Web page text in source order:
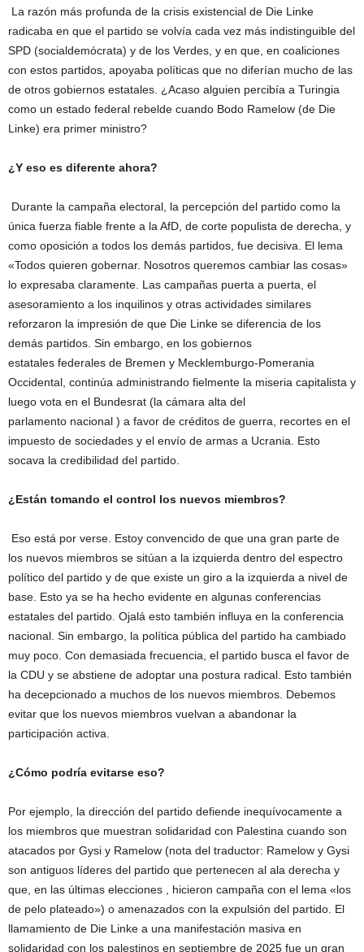
La razón más profunda de la crisis existencial de Die Linke
radicaba en que el partido se volvía cada vez más indistinguible del
SPD (socialdemócrata) y de los Verdes, y en que, en coaliciones
con estos partidos, apoyaba políticas que no diferían mucho de las
de otros gobiernos estatales. ¿Acaso alguien percibía a Turingia
como un estado federal rebelde cuando Bodo Ramelow (de Die
Linke) era primer ministro?
¿Y eso es diferente ahora?
Durante la campaña electoral, la percepción del partido como la
única fuerza fiable frente a la AfD, de corte populista de derecha, y
como oposición a todos los demás partidos, fue decisiva. El lema
«Todos quieren gobernar. Nosotros queremos cambiar las cosas»
lo expresaba claramente. Las campañas puerta a puerta, el
asesoramiento a los inquilinos y otras actividades similares
reforzaron la impresión de que Die Linke se diferencia de los
demás partidos. Sin embargo, en los gobiernos
estatales federales de Bremen y Mecklemburgo-Pomerania
Occidental, continúa administrando fielmente la miseria capitalista y
luego vota en el Bundesrat (la cámara alta del
parlamento nacional ) a favor de créditos de guerra, recortes en el
impuesto de sociedades y el envío de armas a Ucrania. Esto
socava la credibilidad del partido.
¿Están tomando el control los nuevos miembros?
Eso está por verse. Estoy convencido de que una gran parte de
los nuevos miembros se sitúan a la izquierda dentro del espectro
político del partido y de que existe un giro a la izquierda a nivel de
base. Esto ya se ha hecho evidente en algunas conferencias
estatales del partido. Ojalá esto también influya en la conferencia
nacional. Sin embargo, la política pública del partido ha cambiado
muy poco. Con demasiada frecuencia, el partido busca el favor de
la CDU y se abstiene de adoptar una postura radical. Esto también
ha decepcionado a muchos de los nuevos miembros. Debemos
evitar que los nuevos miembros vuelvan a abandonar la
participación activa.
¿Cómo podría evitarse eso?
Por ejemplo, la dirección del partido defiende inequívocamente a
los miembros que muestran solidaridad con Palestina cuando son
atacados por Gysi y Ramelow (nota del traductor: Ramelow y Gysi
son antiguos líderes del partido que pertenecen al ala derecha y
que, en las últimas elecciones
, hicieron campaña con el lema «los
de pelo plateado») o amenazados con la expulsión del partido. El
llamamiento de Die Linke a una manifestación masiva en
solidaridad con los palestinos en septiembre de 2025 fue un gran